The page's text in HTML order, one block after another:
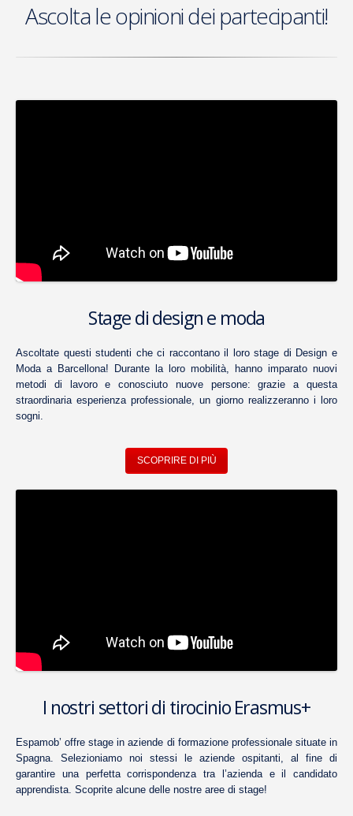
Ascolta le opinioni dei partecipanti!
Stage di design e moda
Ascoltate questi studenti che ci raccontano il loro stage di Design e
Moda a Barcellona! Durante la loro mobilità, hanno imparato nuovi
metodi di lavoro e conosciuto nuove persone: grazie a questa
straordinaria esperienza professionale, un giorno realizzeranno i loro
sogni.
SCOPRIRE DI PIÙ
I nostri settori di tirocinio Erasmus+
Espamob’ offre stage in aziende di formazione professionale situate in
Spagna. Selezioniamo noi stessi le aziende ospitanti, al fine di
garantire una perfetta corrispondenza tra l’azienda e il candidato
apprendista. Scoprite alcune delle nostre aree di stage!